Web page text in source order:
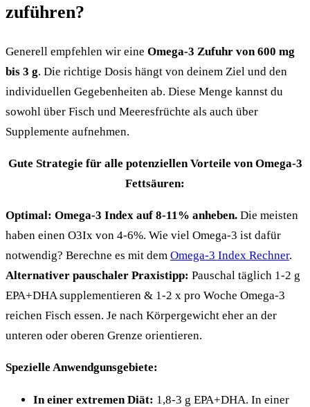
zuführen?
Generell empfehlen wir eine Omega-3 Zufuhr von 600 mg
bis 3 g. Die richtige Dosis hängt von deinem Ziel und den
individuellen Gegebenheiten ab. Diese Menge kannst du
sowohl über Fisch und Meeresfrüchte als auch über
Supplemente aufnehmen.
Gute Strategie für alle potenziellen Vorteile von Omega-3
Fettsäuren:
Optimal: Omega-3 Index auf 8-11% anheben. Die meisten
haben einen O3Ix von 4-6%. Wie viel Omega-3 ist dafür
notwendig? Berechne es mit dem Omega-3 Index Rechner.
Alternativer pauschaler Praxistipp: Pauschal täglich 1-2 g
EPA+DHA supplementieren & 1-2 x pro Woche Omega-3
reichen Fisch essen. Je nach Körpergewicht eher an der
unteren oder oberen Grenze orientieren.
Spezielle Anwendgunsgebiete:
In einer extremen Diät: 1,8-3 g EPA+DHA. In einer